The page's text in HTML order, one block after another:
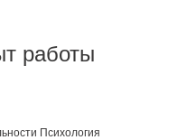
работы
Психология